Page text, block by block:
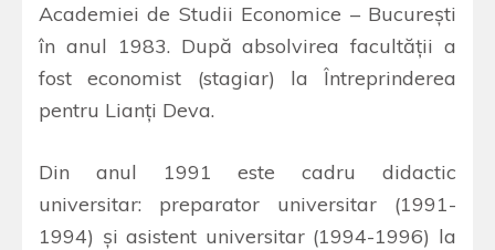
Academiei de Studii Economice – Bucureşti
în anul 1983. După absolvirea facultăţii a
fost economist (stagiar) la Întreprinderea
pentru Lianţi Deva.
Din anul 1991 este cadru didactic
universitar: preparator universitar (1991-
1994) şi asistent universitar (1994-1996) la